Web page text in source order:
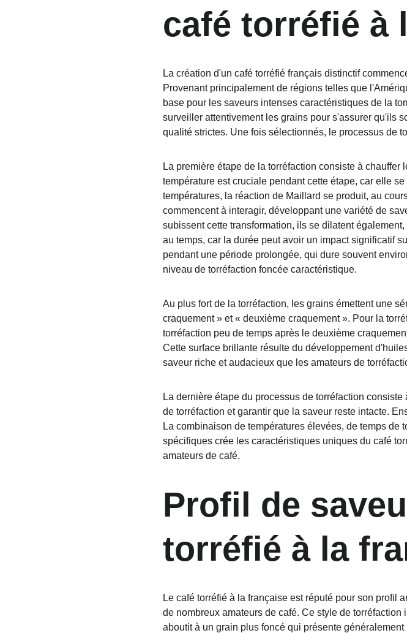
café torréfié à
La création d'un café torréfié français distinctif
Provenant principalement de régions telles que
base pour les saveurs intenses caractéristiques de la
surveiller attentivement les grains pour s'assurer qu'ils
qualité strictes. Une fois sélectionnés, le processus de
La première étape de la torréfaction consiste à
température est cruciale pendant cette étape, car elle
températures, la réaction de Maillard se produit, au
commencent à interagir, développant une variété de
subissent cette transformation, ils se dilatent
au temps, car la durée peut avoir un impact significatif
pendant une période prolongée, qui dure souvent
niveau de torréfaction foncée caractéristique.
Au plus fort de la torréfaction, les grains émettent une
craquement » et « deuxième craquement ». Pour la
torréfaction peu de temps après le deuxième
Cette surface brillante résulte du développement
saveur riche et audacieux que les amateurs de
La dernière étape du processus de torréfaction
de torréfaction et garantir que la saveur reste intacte.
La combinaison de températures élevées, de temps
spécifiques crée les caractéristiques uniques du café
amateurs de café.
Profil de
torréfié à la
Le café torréfié à la française est réputé pour son profil
de nombreux amateurs de café. Ce style de
aboutit à un grain plus foncé qui présente